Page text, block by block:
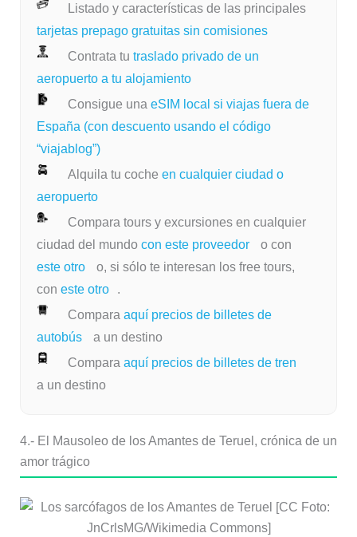
Listado y características de las principales
tarjetas prepago gratuitas sin comisiones
Contrata tu traslado privado de un
aeropuerto a tu alojamiento
Consigue una eSIM local si viajas fuera de
España (con descuento usando el código
“viajablog”)
Alquila tu coche en cualquier ciudad o
aeropuerto
Compara tours y excursiones en cualquier
ciudad del mundo con este proveedor
o con
este otro
o, si sólo te interesan los free tours,
con este otro
.
Compara aquí precios de billetes de
autobús
a un destino
Compara aquí precios de billetes de tren
a un destino
4.- El Mausoleo de los Amantes de Teruel, crónica de un
amor trágico